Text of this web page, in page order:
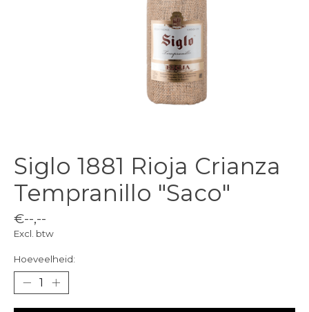
Siglo 1881 Rioja Crianza
Tempranillo "Saco"
€--,--
Excl. btw
Hoeveelheid: